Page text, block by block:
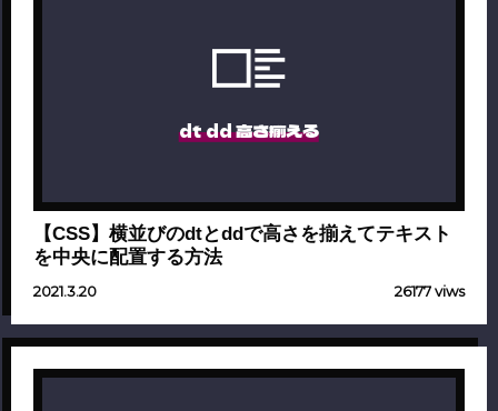
dt dd 高さ揃える
【CSS】横並びのdtとddで高さを揃えてテキスト
を中央に配置する方法
2021.3.20 26177 viws